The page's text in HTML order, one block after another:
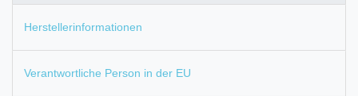
Herstellerinformationen
Verantwortliche Person in der EU